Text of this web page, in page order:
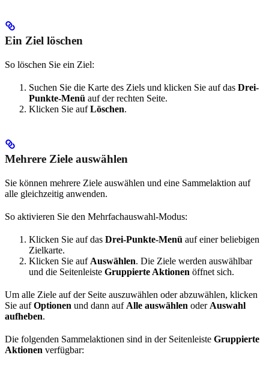
Ein Ziel löschen
So löschen Sie ein Ziel:
Suchen Sie die Karte des Ziels und klicken Sie auf das Drei-
Punkte-Menü auf der rechten Seite.
Klicken Sie aufLöschen.
Mehrere Ziele auswählen
Sie können mehrere Ziele auswählen und eine Sammelaktion auf
alle gleichzeitig anwenden.
So aktivieren Sie den Mehrfachauswahl-Modus:
Klicken Sie auf das Drei-Punkte-Menü auf einer beliebigen
Zielkarte.
Klicken Sie auf Auswählen. Die Ziele werden auswählbar
und die Seitenleiste Gruppierte Aktionen öffnet sich.
Um alle Ziele auf der Seite auszuwählen oder abzuwählen, klicken
Sie aufOptionen und dann auf Alle auswählen oder Auswahl
aufheben.
Die folgenden Sammelaktionen sind in der Seitenleiste Gruppierte
Aktionen verfügbar: